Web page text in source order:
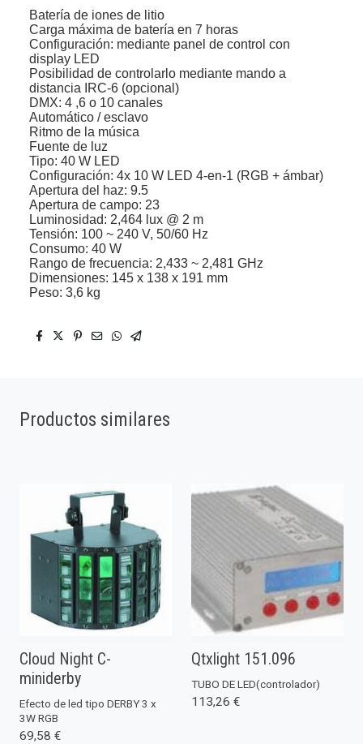
Batería de iones de litio
Carga máxima de batería en 7 horas
Configuración: mediante panel de control con
display LED
Posibilidad de controlarlo mediante mando a
distancia IRC-6 (opcional)
DMX: 4 ,6 o 10 canales
Automático / esclavo
Ritmo de la música
Fuente de luz
Tipo: 40 W LED
Configuración: 4x 10 W LED 4-en-1 (RGB + ámbar)
Apertura del haz: 9.5
Apertura de campo: 23
Luminosidad: 2,464 lux @ 2 m
Tensión: 100 ~ 240 V, 50/60 Hz
Consumo: 40 W
Rango de frecuencia: 2,433 ~ 2,481 GHz
Dimensiones: 145 x 138 x 191 mm
Peso: 3,6 kg
Productos similares
Cloud Night C-
miniderby
Efecto de led tipo DERBY 3 x
3W RGB
69,58 €
Qtxlight 151.096
TUBO DE LED(controlador)
113,26 €